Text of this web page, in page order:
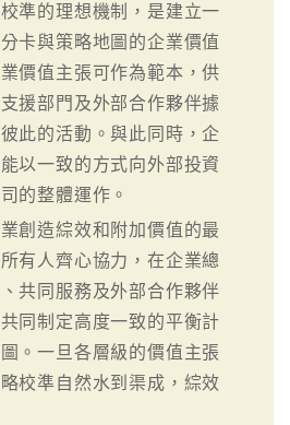
準的理想機制，是建立一
卡與策略地圖的企業價值
價值主張可作為範本，供
援部門及外部合作夥伴據
此的活動。與此同時，企
以一致的方式向外部投資
的整體運作。
創造綜效和附加價值的最
有人齊心協力，在企業總
共同服務及外部合作夥伴
同制定高度一致的平衡計
。一旦各層級的價值主張
校準自然水到渠成，綜效